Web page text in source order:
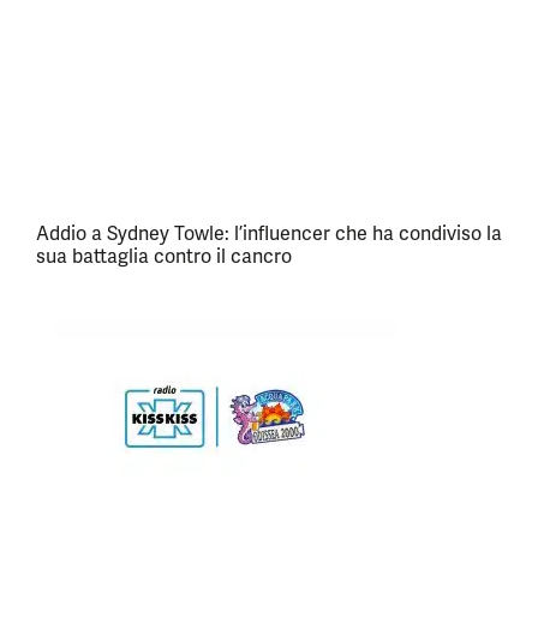
Addio a Sydney Towle: l’influencer che ha condiviso la
sua battaglia contro il cancro